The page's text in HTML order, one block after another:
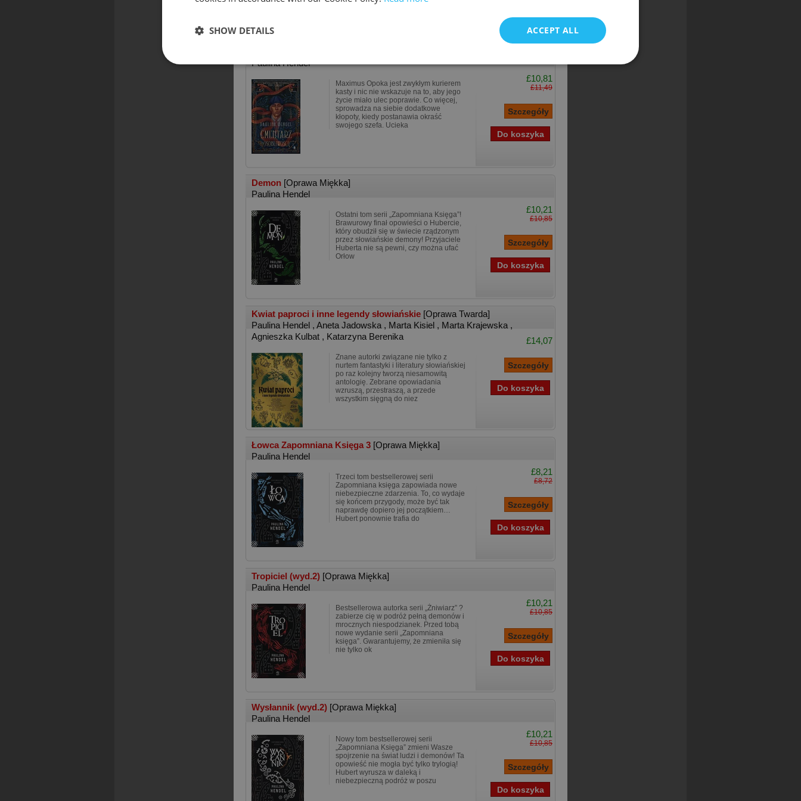
Paulina Hendel
Maximus Opoka jest zwykłym kurierem
kasty i nic nie wskazuje na to, aby jego
życie miało ulec poprawie. Co więcej,
sprowadza na siebie dodatkowe
kłopoty, kiedy postanawia okraść
swojego szefa. Ucieka
£10,81
£11,49
Demon [Oprawa Miękka]
Paulina Hendel
Ostatni tom serii „Zapomniana Księga”!
Brawurowy finał opowieści o Hubercie,
który obudził się w świecie rządzonym
przez słowiańskie demony! Przyjaciele
Huberta nie są pewni, czy można ufać
Orłow
£10,21
£10,85
Kwiat paproci i inne legendy słowiańskie [Oprawa Twarda]
Paulina Hendel , Aneta Jadowska , Marta Kisiel , Marta Krajewska ,
Agnieszka Kulbat , Katarzyna Berenika
Znane autorki związane nie tylko z
nurtem fantastyki i literatury słowiańskiej
po raz kolejny tworzą niesamowitą
antologię. Zebrane opowiadania
wzruszą, przestraszą, a przede
wszystkim sięgną do niez
£14,07
Łowca Zapomniana Księga 3 [Oprawa Miękka]
Paulina Hendel
Trzeci tom bestsellerowej serii
Zapomniana księga zapowiada nowe
niebezpieczne zdarzenia. To, co wydaje
się końcem przygody, może być tak
naprawdę dopiero jej początkiem…
Hubert ponownie trafia do
£8,21
£8,72
Tropiciel (wyd.2) [Oprawa Miękka]
Paulina Hendel
Bestsellerowa autorka serii „Żniwiarz” ?
zabierze cię w podróż pełną demonów i
mrocznych niespodzianek. Przed tobą
nowe wydanie serii „Zapomniana
księga”. Gwarantujemy, że zmieniła się
nie tylko ok
£10,21
£10,85
Wysłannik (wyd.2) [Oprawa Miękka]
Paulina Hendel
Nowy tom bestsellerowej serii
„Zapomniana Księga” zmieni Wasze
spojrzenie na świat ludzi i demonów! Ta
opowieść nie mogła być tylko trylogią!
Hubert wyrusza w daleką i
niebezpieczną podróż w poszu
£10,21
£10,85
ACCEPT ALL
SHOW DETAILS